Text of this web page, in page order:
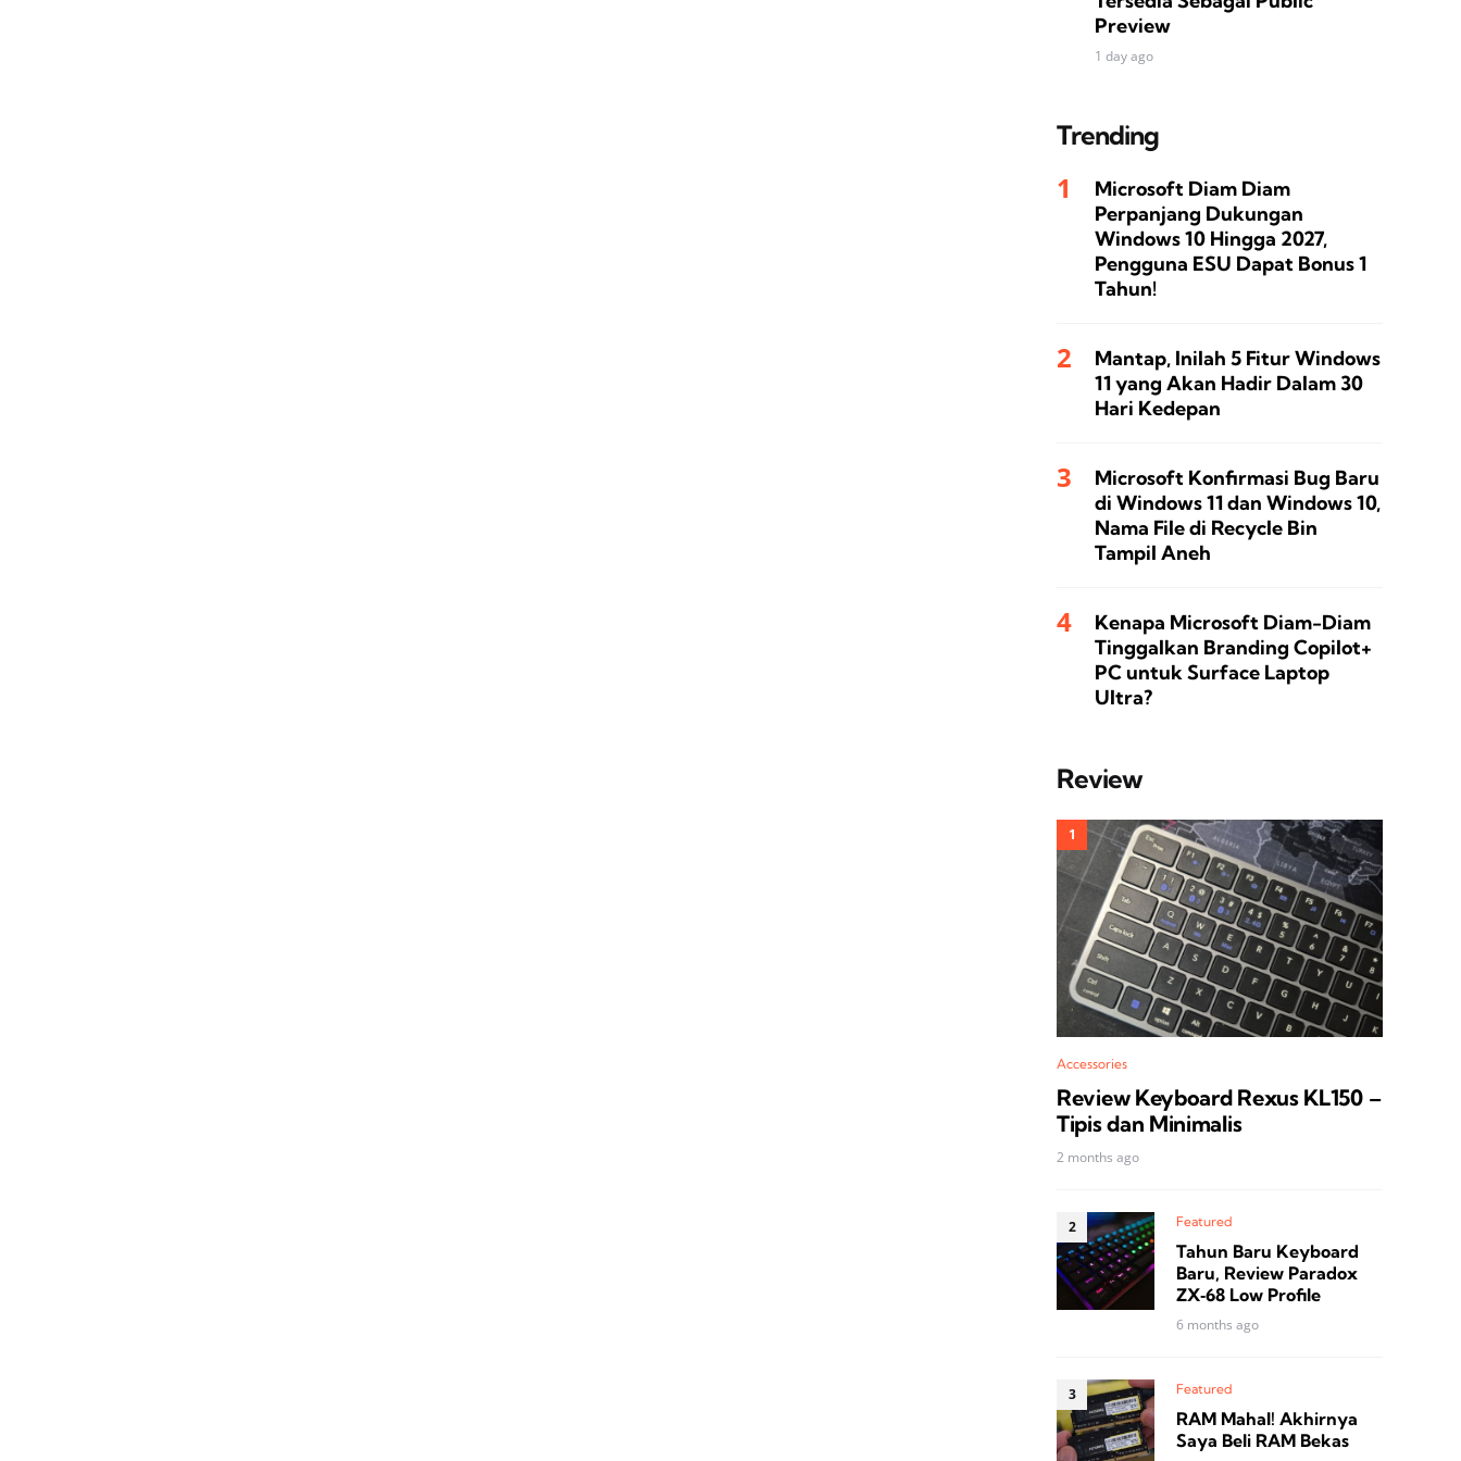
Preview
1 day ago
Trending
Microsoft Diam Diam
Perpanjang Dukungan
Windows 10 Hingga 2027,
Pengguna ESU Dapat Bonus 1
Tahun!
Mantap, Inilah 5 Fitur Windows
11 yang Akan Hadir Dalam 30
Hari Kedepan
Microsoft Konfirmasi Bug Baru
di Windows 11 dan Windows 10,
Nama File di Recycle Bin
Tampil Aneh
Kenapa Microsoft Diam-Diam
Tinggalkan Branding Copilot+
PC untuk Surface Laptop
Ultra?
Review
Accessories
Review Keyboard Rexus KL150 –
Tipis dan Minimalis
2 months ago
Featured
Tahun Baru Keyboard
Baru, Review Paradox
ZX‑68 Low Profile
6 months ago
Featured
RAM Mahal! Akhirnya
Saya Beli RAM Bekas